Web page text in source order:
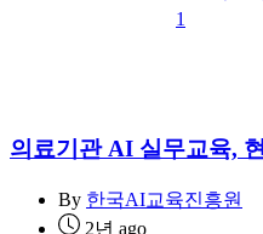
1
의료기관 AI 실무교육,
By 한국AI교육진흥원
2년 ago